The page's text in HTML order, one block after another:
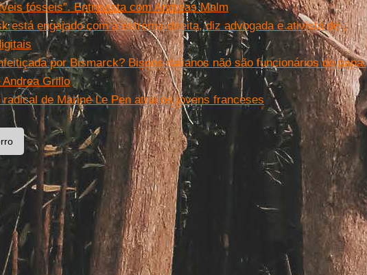
fósseis”. Entrevista com Andreas Malm
está engajado com a extrema-direita, diz advogada e ativista de
por Bismarck? Bispos italianos não são funcionários do papa.
Grillo
de Marine Le Pen atrai os jovens franceses